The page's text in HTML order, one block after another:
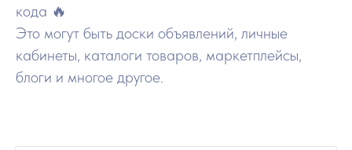
кода 🔥
Это могут быть доски объявлений, личные
кабинеты, каталоги товаров, маркетплейсы,
блоги и многое другое.